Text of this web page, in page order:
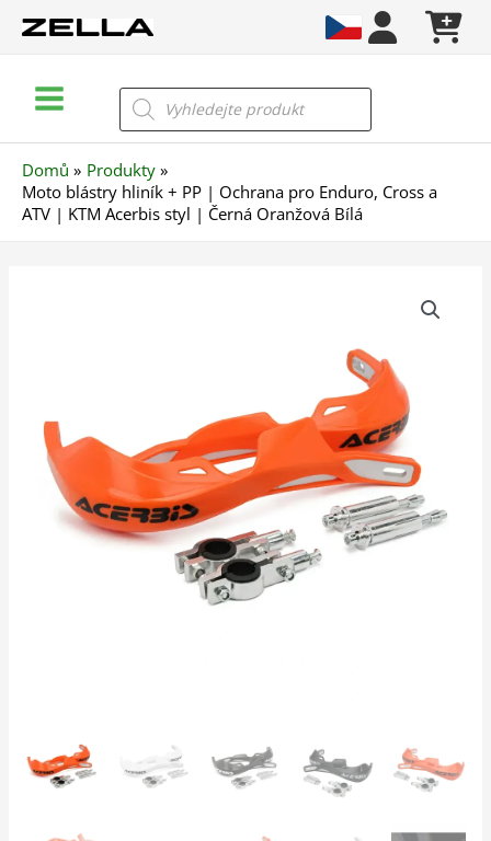
Menu
Products
search
Domů
Produkty
Moto blástry hliník + PP | Ochrana pro Enduro, Cross a
ATV | KTM Acerbis styl | Černá Oranžová Bílá
Ochrana
pro
Enduro,
Cross
Oranžová
Bílá
množství